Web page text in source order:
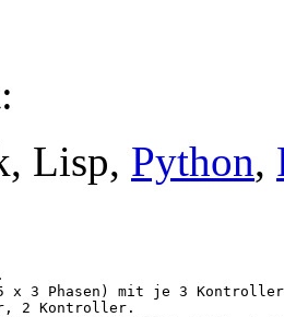
Lisp, Python,
x 3 Phasen) mit je 3
2 Kontroller.